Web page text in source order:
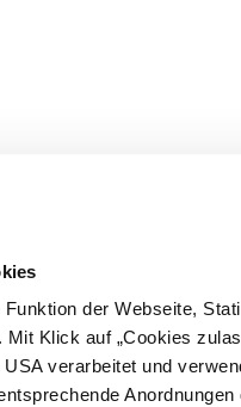
der Webseite,
Klick auf „Cookies
verarbeitet und